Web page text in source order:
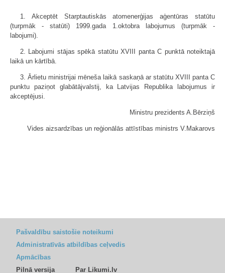
1. Akceptēt Starptautiskās atomenerģijas aģentūras statūtu
(turpmāk - statūti) 1999.gada 1.oktobra labojumus (turpmāk -
labojumi).
2. Labojumi stājas spēkā statūtu XVIII panta C punktā noteiktajā
laikā un kārtībā.
3. Ārlietu ministrijai mēneša laikā saskaņā ar statūtu XVIII panta C
punktu paziņot glabātājvalstij, ka Latvijas Republika labojumus ir
akceptējusi.
Ministru prezidents A.Bērziņš
Vides aizsardzības un reģionālās attīstības ministrs V.Makarovs
Pašvaldību saistošie noteikumi
Administratīvās atbildības ceļvedis
Apmācības
Pilnā versija
Par Likumi.lv